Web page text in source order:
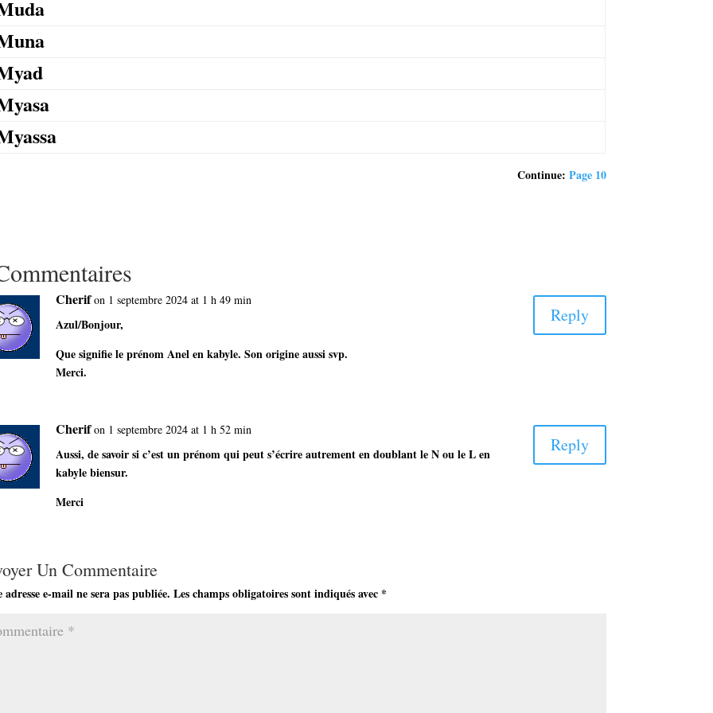
Continue: Page 10
Cherif on 1 septembre 2024 at 1 h 49 min
Azul/Bonjour,
Que signifie le prénom Anel en kabyle. Son origine aussi svp.
Merci.
Reply
Cherif on 1 septembre 2024 at 1 h 52 min
Aussi, de savoir si c’est un prénom qui peut s’écrire autrement en doublant le N ou le L en
kabyle biensur.
Merci
Reply
Un Commentaire
adresse e-mail ne sera pas publiée. Les champs obligatoires sont indiqués avec *